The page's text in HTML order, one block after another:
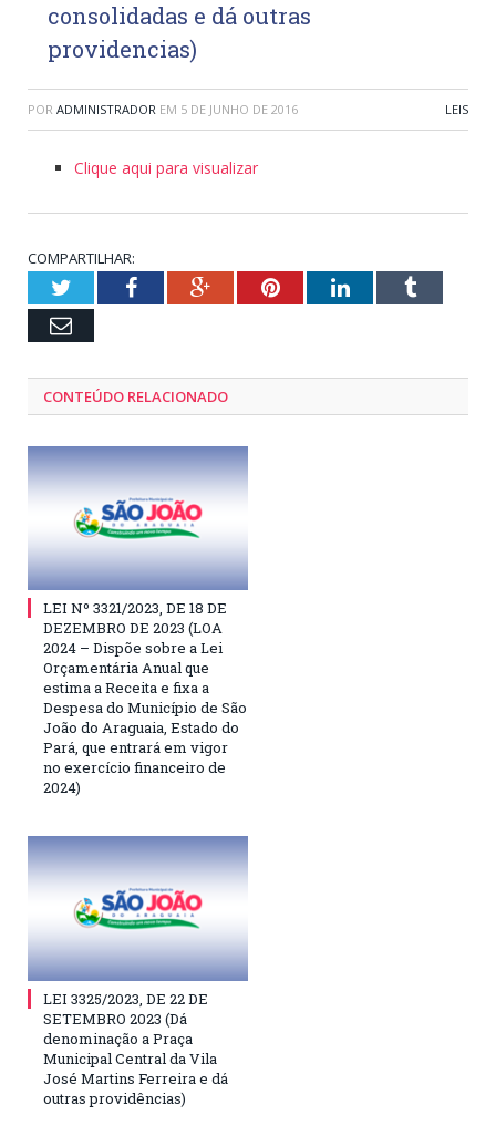
consolidadas e dá outras
providencias)
POR ADMINISTRADOR EM 5 DE JUNHO DE 2016 LEIS
Clique aqui para visualizar
COMPARTILHAR:
TwitterFacebookGoogle+PinterestLinkedInTumblr
Email
CONTEÚDO RELACIONADO
LEI Nº 3321/2023, DE 18 DE
DEZEMBRO DE 2023 (LOA
2024 – Dispõe sobre a Lei
Orçamentária Anual que
estima a Receita e fixa a
Despesa do Município de São
João do Araguaia, Estado do
Pará, que entrará em vigor
no exercício financeiro de
2024)
LEI 3325/2023, DE 22 DE
SETEMBRO 2023 (Dá
denominação a Praça
Municipal Central da Vila
José Martins Ferreira e dá
outras providências)